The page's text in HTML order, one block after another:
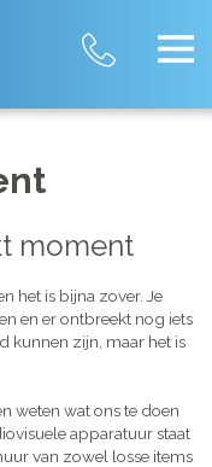
moment
het is bijna zover. Je
en er ontbreekt nog iets
kunnen zijn, maar het is
weten wat ons te doen
apparatuur staat
van zowel losse items